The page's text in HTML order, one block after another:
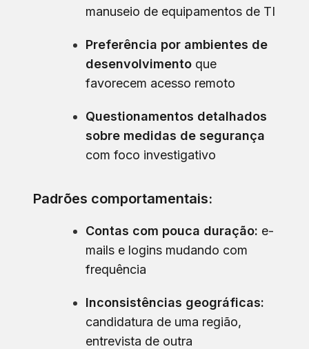
manuseio de equipamentos de TI
Preferência por ambientes de
desenvolvimento que
favorecem acesso remoto
Questionamentos detalhados
sobre medidas de segurança
com foco investigativo
Padrões comportamentais:
Contas com pouca duração: e-
mails e logins mudando com
frequência
Inconsistências geográficas:
candidatura de uma região,
entrevista de outra